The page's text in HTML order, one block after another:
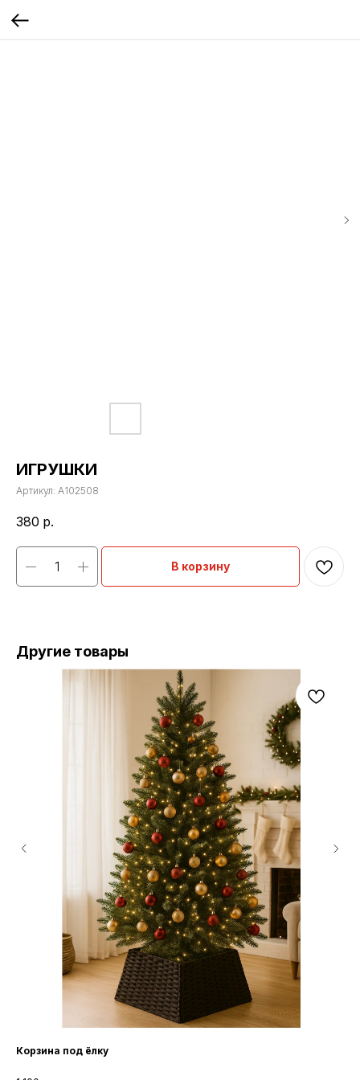
ИГРУШКИ
Артикул: A102508
380 р.
В корзину
Другие товары
Корзина под ёлку